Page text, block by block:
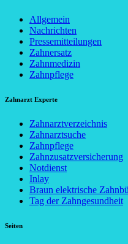
Allgemein
Nachrichten
Pressemitteilungen
Zahnersatz
Zahnmedizin
Zahnpflege
Zahnarzt Experte
Zahnarztverzeichnis
Zahnarztsuche
Zahnpflege
Zahnzusatzversicherung
Notdienst
Inlay
Braun elektrische
Tag der Zahngesundheit
Seiten